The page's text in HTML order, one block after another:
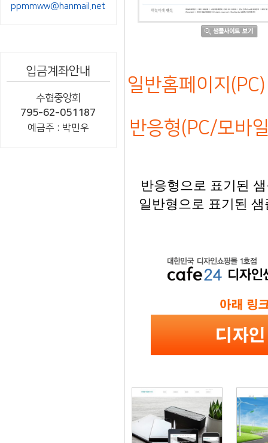
ppmmww@hanmail.net
입금계좌안내
수협중앙회
795-62-051187
예금주 : 박민우
일반홈페이지
반응형(PC/모바
반응형으로 표기된
일반형으로 표기된